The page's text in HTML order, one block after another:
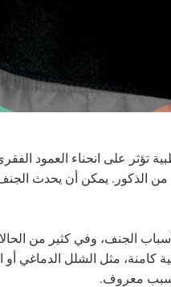
من الذكور. يمكن أن يحدث
الجنف، وفي كثير من
كامنة، مثل الشلل الدماغي
سبب معروف.